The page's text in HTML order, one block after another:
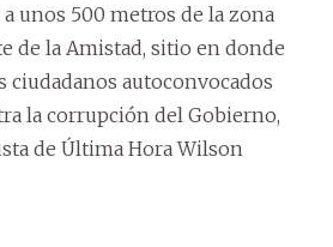
unos 500 metros de la zona
de la Amistad, sitio en donde
ciudadanos autoconvocados
la corrupción del Gobierno,
de Última Hora Wilson